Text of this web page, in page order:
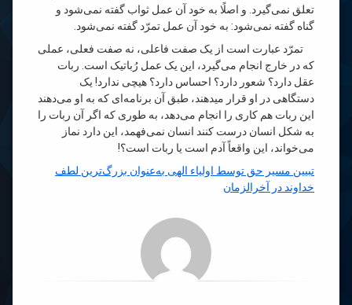
تعلق نمی‌گیرد. و اصلًا به خود آن عمل ثواب گفته نمی‌شود و
گناه گفته نمی‌شود: به خود آن عمل تمرّد گفته نمی‌شود.
تمرّد عبارت است از یک صفت فاعلی، نه صفت فعلی، عملی
که در خارج انجام می‌گیرد، این یک عمل رُباتیک است. ربات
عقل دارد؟ شعور دارد؟ احساس دارد؟ هیچی ندارد! یک
دستگاهی در او قرار میدهند، طبق آن برنامه‌ای که به او می‌دهند
این ربات هم کاری را انجام می‌دهد، به طوری که اگر آن ربات را
به شکل انسان درست کنند انسان نمی‌فهمد، این دارد نماز
می‌خواند، این واقعاً آدم است یا ربات است؟!
تبیین مسیر حق توسط اولیاء الهی به‌عنوان بزرگ‌ترین لطف
خداوند در آخرالزمان